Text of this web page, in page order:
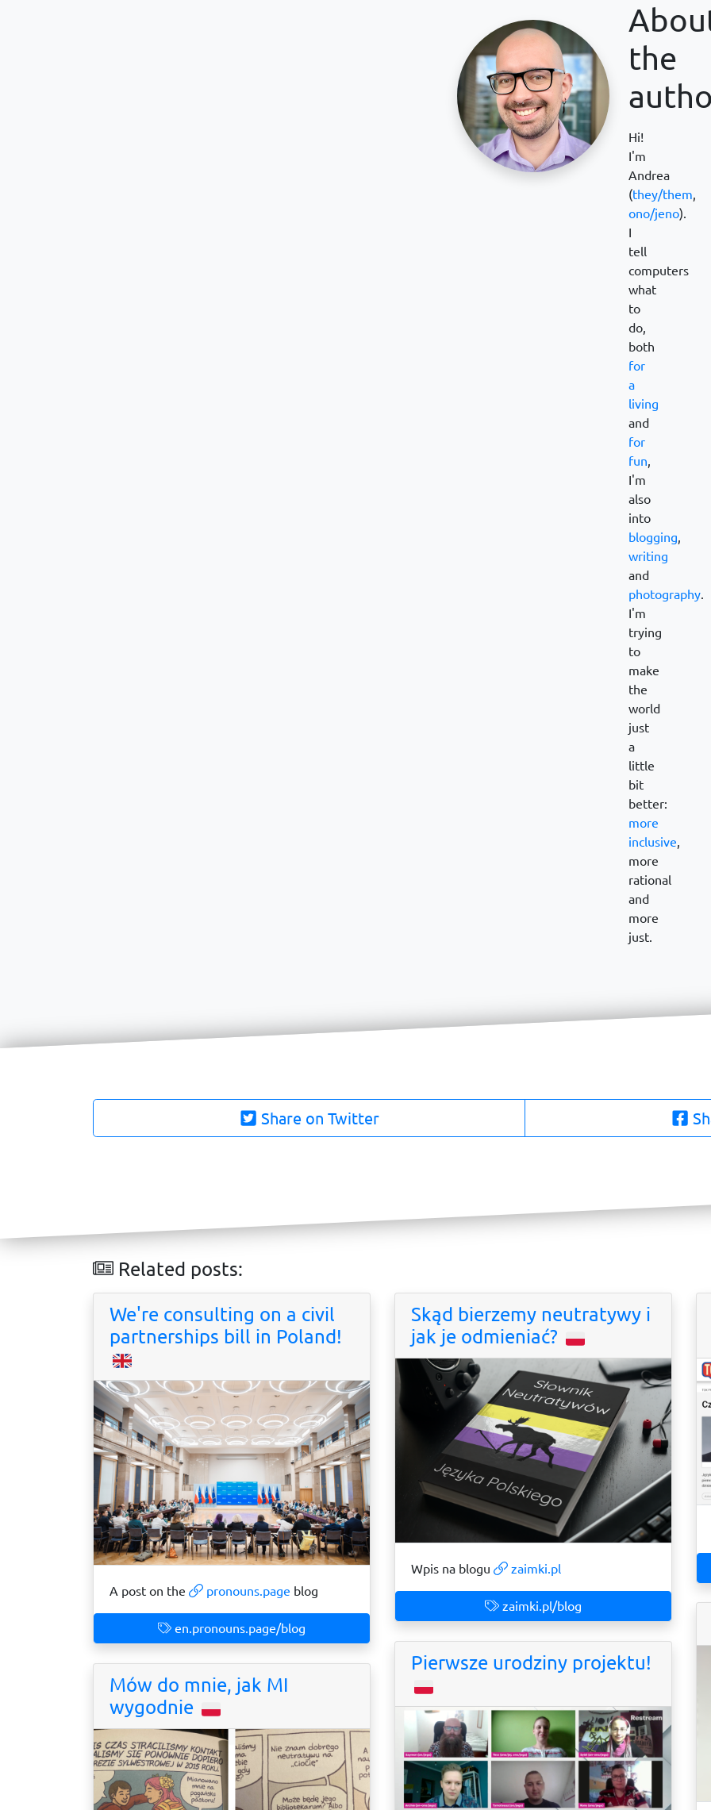
the
Hi!
I'm
Andrea
(they/them,
ono/jeno).
I
tell
computers
what
to
do,
both
for
a
living
and
for
fun,
I'm
also
into
blogging,
writing
and
photography.
I'm
trying
to
make
the
world
just
a
little
bit
better:
more
inclusive,
more
rational
and
more
just.
Share on Twitter
Related posts:
We're consulting on a civil
partnerships bill in Poland!
A post on the pronouns.page blog
en.pronouns.page/blog
Skąd bierzemy neutratywy i
jak je odmieniać?
Wpis na blogu zaimki.pl
zaimki.pl/blog
Mów do mnie, jak MI
wygodnie
Pierwsze urodziny projektu!